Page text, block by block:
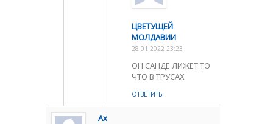
ЦВЕТУЩЕЙ
МОЛДАВИИ
28.01.2022 23:23
ОН САНДЕ ЛИЖЕТ ТО
ЧТО В ТРУСАХ
ОТВЕТИТЬ
Ах